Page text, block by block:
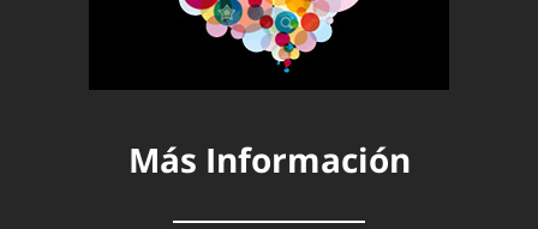
Más Información